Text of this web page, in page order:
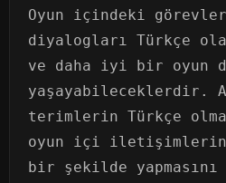
Oyun içindeki
diyalogları Türkçe
ve daha iyi bir oyun
yaşayabileceklerdir.
terimlerin Türkçe
oyun içi
bir şekilde